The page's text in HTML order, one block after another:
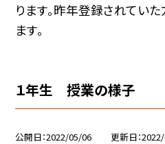
ります。昨年登録されてい
ます。
１年生 授業の様子
公開日 2022/05/06 更新日